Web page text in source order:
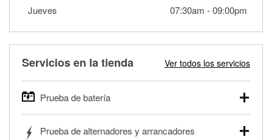
Jueves
07:30am -09:00pm
Servicios en la tienda Ver todos los servicios
Prueba de batería
autos, camionetas, SUVs, vehículos comerciales y
Prueba de alternadores y arrancadores